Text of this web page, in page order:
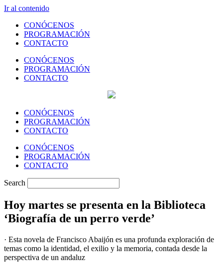
Ir al contenido
CONÓCENOS
PROGRAMACIÓN
CONTACTO
CONÓCENOS
PROGRAMACIÓN
CONTACTO
CONÓCENOS
PROGRAMACIÓN
CONTACTO
CONÓCENOS
PROGRAMACIÓN
CONTACTO
Search
Hoy martes se presenta en la Biblioteca
‘Biografía de un perro verde’
· Esta novela de Francisco Abaijón es una profunda exploración de
temas como la identidad, el exilio y la memoria, contada desde la
perspectiva de un andaluz